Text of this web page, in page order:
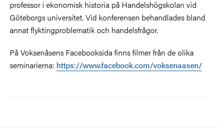
professor i ekonomisk historia på Handelshögskolan vid
Göteborgs universitet. Vid konferensen behandlades bland
annat flyktingproblematik och handelsfrågor.
På Voksenåsens Facebooksida finns filmer från de olika
seminarierna: https://www.facebook.com/voksenaasen/